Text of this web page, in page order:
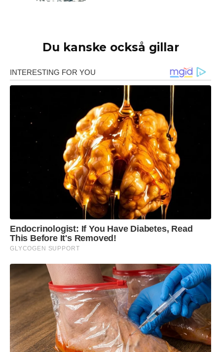
Du kanske också gillar